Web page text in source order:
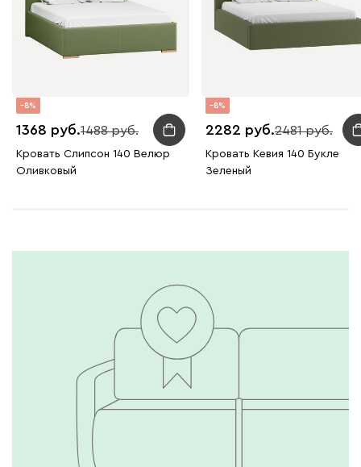
8
1368 1488
Кровать Слипсон 140 Велюр
Оливковый
8
2282 2481
Кровать Кевия 140 Букле
Зеленый